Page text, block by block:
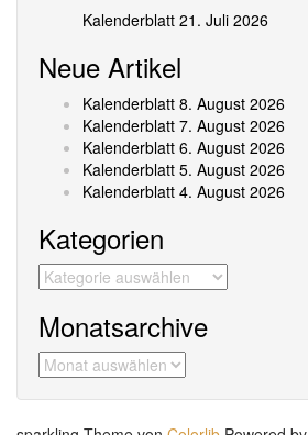
Kalenderblatt 21. Juli 2026
Neue Artikel
Kalenderblatt 8. August 2026
Kalenderblatt 7. August 2026
Kalenderblatt 6. August 2026
Kalenderblatt 5. August 2026
Kalenderblatt 4. August 2026
Kategorien
Kategorien
Monatsarchive
Monatsarchive